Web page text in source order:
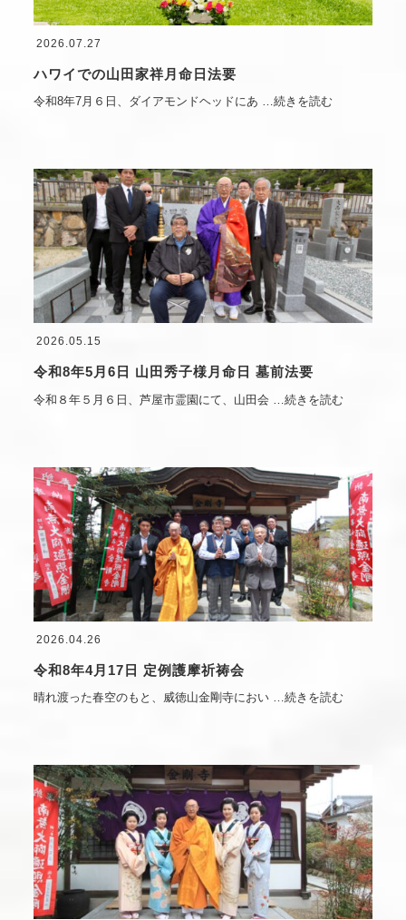
2026.07.27
ハワイでの山田家祥月命日法要
令和8年7月６日、ダイアモンドヘッドにあ …続きを読む
2026.05.15
令和8年5月6日 山田秀子様月命日 墓前法要
令和８年５月６日、芦屋市霊園にて、山田会 …続きを読む
2026.04.26
令和8年4月17日 定例護摩祈祷会
晴れ渡った春空のもと、威徳山金剛寺におい …続きを読む